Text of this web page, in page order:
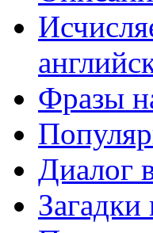
Фразы
Диалог
Загадки